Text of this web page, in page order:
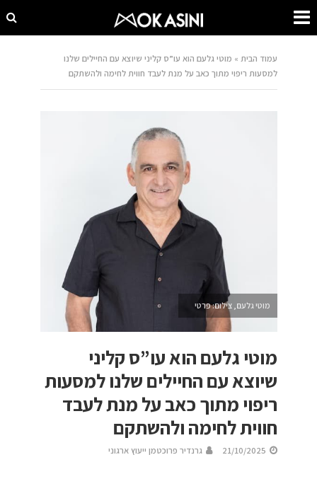
עמוד הבית » מוטי גלעם הוא עו”ס קליני שיוצא עם החיילים שלנו
למסעות ריפוי מתוך כאב על מנת לעבד חווית לחימה ולהשתקם
מוטי גלעם, צילום: פרטי
מוטי גלעם הוא עו”ס קליני
שיוצא עם החיילים שלנו למסעות
ריפוי מתוך כאב על מנת לעבד
חווית לחימה ולהשתקם
21/10/2025 גרנדיר פרוכטמן ייעוץ ארגוני